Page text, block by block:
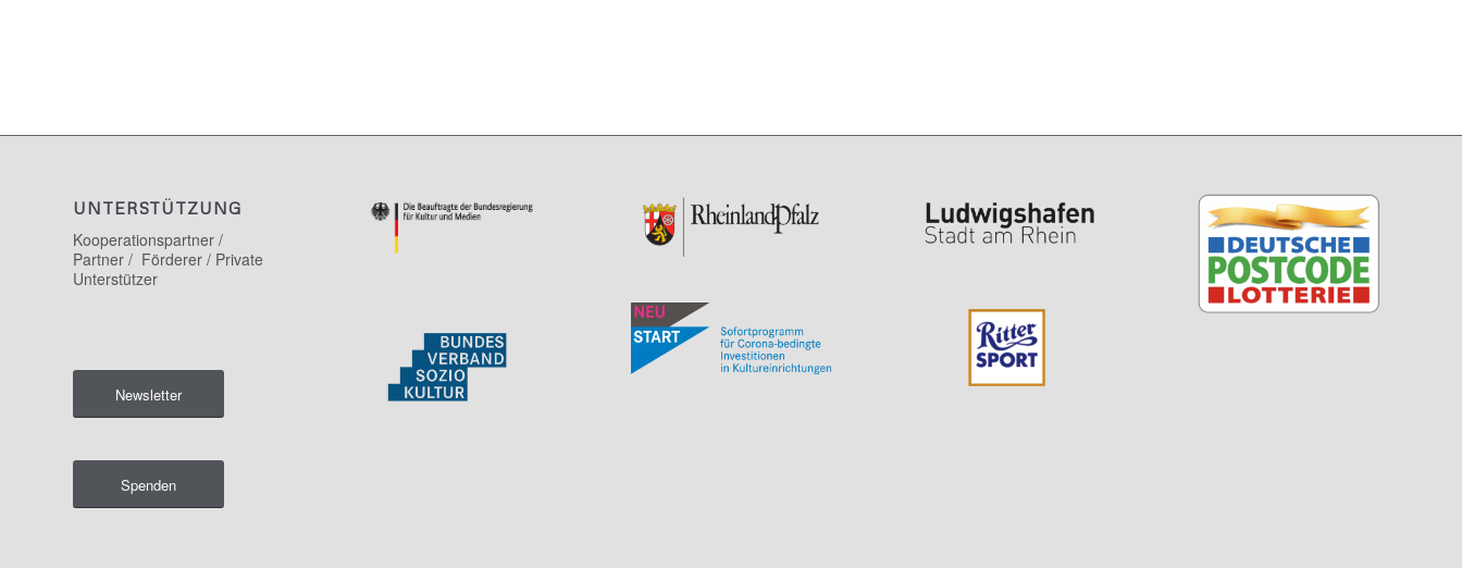
UNTERSTÜTZUNG
Kooperationspartner /
Partner / Förderer / Private
Unterstützer
Newsletter
Spenden